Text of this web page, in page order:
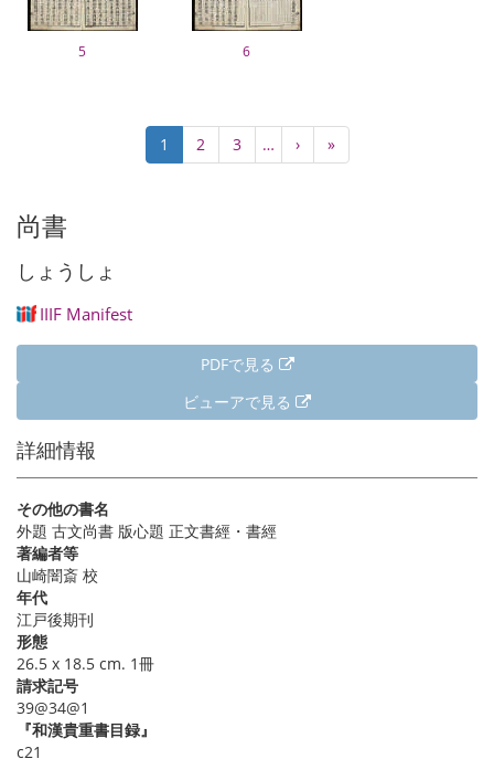
5 6
り
カ
レ
1 Page
2 Page
3 …
次
ペ
›
最
終
»
尚書
しょうしょ
IIIF Manifest
PDFで見る
ビューアで見る
詳細情報
その他の書名
外題 古文尚書 版心題 正文書經・書經
著編者等
山崎闇斎 校
年代
江戸後期刊
形態
26.5 x 18.5 cm. 1冊
請求記号
39@34@1
『和漢貴重書目録』
c21